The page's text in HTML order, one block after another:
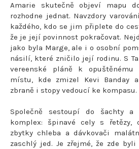
Amarie skutečně objeví mapu
rozhodne jednat. Navzdory
každého, kdo se jim připlete do
že je její povinnost pokračovat.
jako byla Marge, ale i o osobní
násilí, které zničilo její rodinu. S
vereenské pláně k
místu, kde zmizel Kevi Banday
zbraně i stopy vedoucí ke kompasu.
Společně sestoupí do šachty a
komplex: špinavé cely s řetězy,
zbytky chleba a dávkovači
zaschlý jed. Je zřejmé, že zde